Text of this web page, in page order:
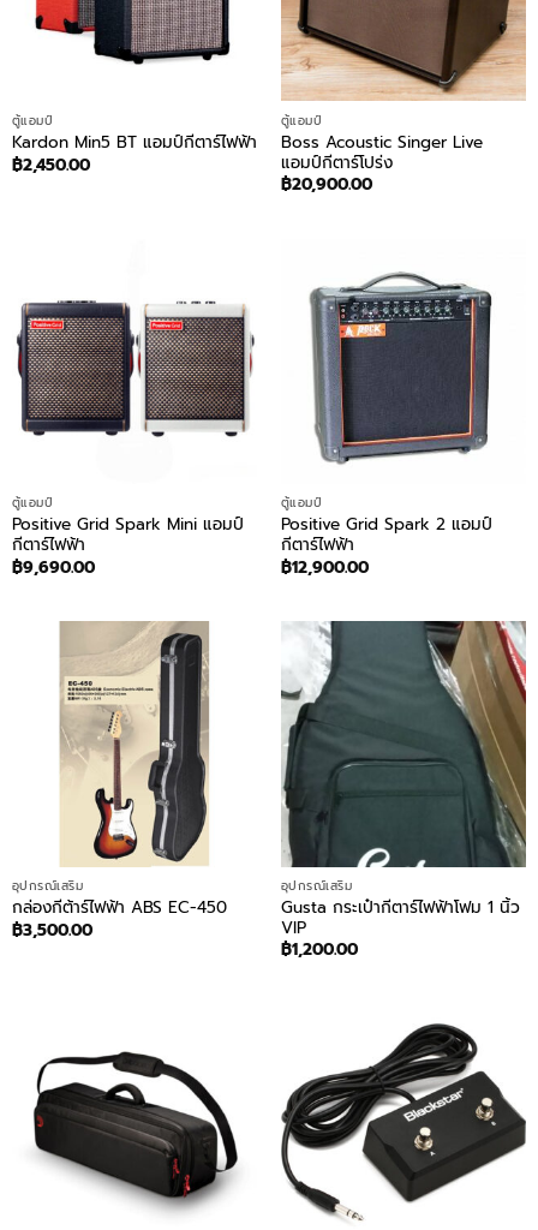
ตู้แอมป์
Kardon Min5 BT แอมป์กีตาร์ไฟฟ้า
฿2,450.00
ตู้แอมป์
Boss Acoustic Singer Live
แอมป์กีตาร์โปร่ง
฿20,900.00
ตู้แอมป์
Positive Grid Spark Mini แอมป์
กีตาร์ไฟฟ้า
฿9,690.00
ตู้แอมป์
Positive Grid Spark 2 แอมป์
กีตาร์ไฟฟ้า
฿12,900.00
อุปกรณ์เสริม
กล่องกีต้าร์ไฟฟ้า ABS EC-450
฿3,500.00
อุปกรณ์เสริม
Gusta กระเป๋ากีตาร์ไฟฟ้าโฟม 1 นิ้ว
VIP
฿1,200.00